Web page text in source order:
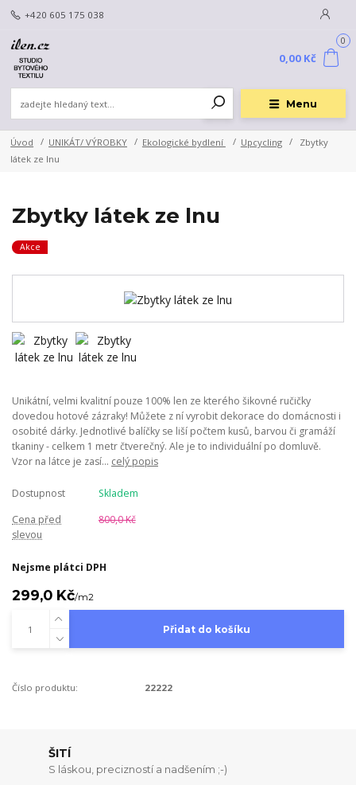
Menu
+420 605 175 038
0
0,00 Kč
Úvod UNIKÁT/ VÝROBKY Ekologické bydlení Upcycling
Zbytky
látek ze lnu
Zbytky látek ze lnu
Akce
Unikátní, velmi kvalitní pouze 100% len ze kterého šikovné ručičky
dovedou hotové zázraky! Můžete z ní vyrobit dekorace do domácnosti i
osobité dárky. Jednotlivé balíčky se liší počtem kusů, barvou či gramáží
tkaniny - celkem 1 metr čtverečný. Ale je to individuální po domluvě.
Vzor na látce je zasí... celý popis
Dostupnost
Skladem
Cena před
slevou
800,0 Kč
Nejsme plátci DPH
299,0 Kč/m2
Přidat do košíku
Číslo produktu: 22222
ŠITÍ
S láskou, precizností a nadšením ;-)